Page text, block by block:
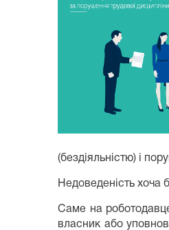
(бездіяльністю) і
Недоведеність хоча
Саме на
власник або